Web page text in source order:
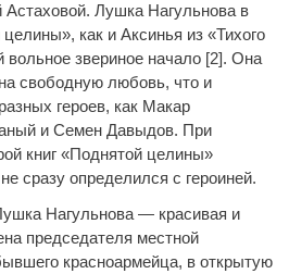
Астаховой. Лушка Нагульнова в
как и Аксинья из «Тихого
звериное начало [2]. Она
свободную любовь, что и
героев, как Макар
и Семен Давыдов. При
книг «Поднятой целины»
сразу определился с героиней.
Нагульнова — красивая и
председателя местной
красноармейца, в открытую